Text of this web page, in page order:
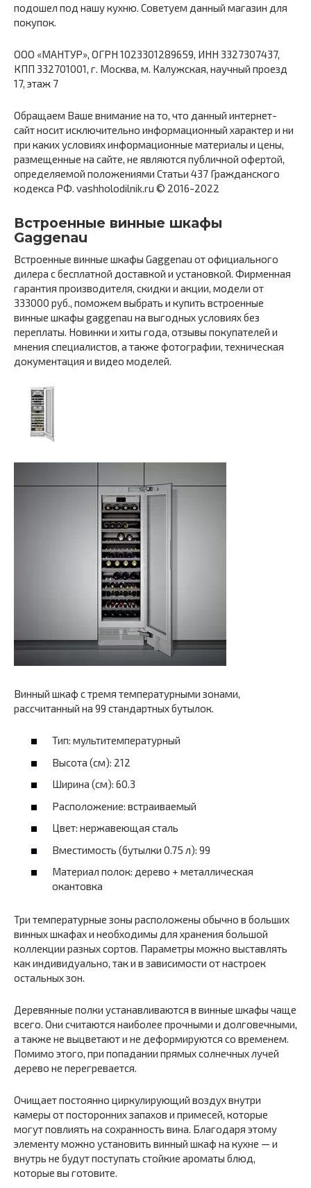
подошел под нашу кухню. Советуем данный магазин для
покупок.
ООО «МАНТУР», ОГРН 1023301289659, ИНН 3327307437,
КПП 332701001, г. Москва, м. Калужская, научный проезд
17, этаж 7
Обращаем Ваше внимание на то, что данный интернет-
сайт носит исключительно информационный характер и ни
при каких условиях информационные материалы и цены,
размещенные на сайте, не являются публичной офертой,
определяемой положениями Статьи 437 Гражданского
кодекса РФ. vashholodilnik.ru © 2016-2022
Встроенные винные шкафы
Gaggenau
Встроенные винные шкафы Gaggenau от официального
дилера с бесплатной доставкой и установкой. Фирменная
гарантия производителя, скидки и акции, модели от
333000 руб., поможем выбрать и купить встроенные
винные шкафы gaggenau на выгодных условиях без
переплаты. Новинки и хиты года, отзывы покупателей и
мнения специалистов, а также фотографии, техническая
документация и видео моделей.
Винный шкаф с тремя температурными зонами,
рассчитанный на 99 стандартных бутылок.
Тип: мультитемпературный
Высота (см): 212
Ширина (см): 60.3
Расположение: встраиваемый
Цвет: нержавеющая сталь
Вместимость (бутылки 0.75 л): 99
Материал полок: дерево + металлическая
окантовка
Три температурные зоны расположены обычно в больших
винных шкафах и необходимы для хранения большой
коллекции разных сортов. Параметры можно выставлять
как индивидуально, так и в зависимости от настроек
остальных зон.
Деревянные полки устанавливаются в винные шкафы чаще
всего. Они считаются наиболее прочными и долговечными,
а также не выцветают и не деформируются со временем.
Помимо этого, при попадании прямых солнечных лучей
дерево не перегревается.
Очищает постоянно циркулирующий воздух внутри
камеры от посторонних запахов и примесей, которые
могут повлиять на сохранность вина. Благодаря этому
элементу можно установить винный шкаф на кухне — и
внутрь не будут поступать стойкие ароматы блюд,
которые вы готовите.